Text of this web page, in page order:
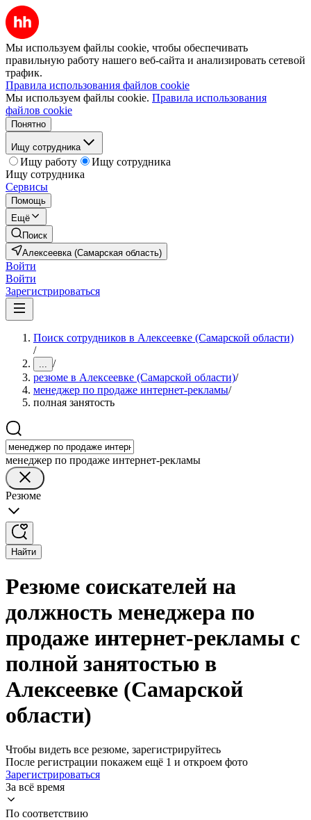
Мы используем файлы cookie, чтобы обеспечивать
правильную работу нашего веб-сайта и анализировать сетевой
трафик.
Правила использования файлов cookie
Мы используем файлы cookie. Правила использования
файлов cookie
Понятно
Ищу сотрудника
Ищу работу
Ищу сотрудника
Ищу сотрудника
Сервисы
Помощь
Ещё
Поиск
Алексеевка (Самарская область)
Войти
Войти
Зарегистрироваться
Поиск сотрудников в Алексеевке (Самарской области)
/
... /
резюме в Алексеевке (Самарской области)/
менеджер по продаже интернет-рекламы/
полная занятость
менеджер по продаже интернет-рекламы
Резюме
Найти
Резюме соискателей на
должность менеджера по
продаже интернет-рекламы с
полной занятостью в
Алексеевке (Самарской
области)
Чтобы видеть все резюме, зарегистрируйтесь
После регистрации покажем ещё 1 и откроем фото
Зарегистрироваться
За всё время
По соответствию